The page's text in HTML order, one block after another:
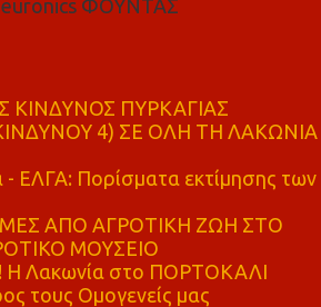
euronics ΦΟΥΝΤΑΣ
ΚΙΝΔΥΝΟΣ ΠΥΡΚΑΓΙΑΣ
4) ΣΕ ΟΛΗ ΤΗ ΛΑΚΩΝΙΑ
ΕΛΓΑ: Πορίσματα εκτίμησης των
ΑΠΟ ΑΓΡΟΤΙΚΗ ΖΩΗ ΣΤΟ
ΜΟΥΣΕΙΟ
Η Λακωνία στο ΠΟΡΤΟΚΑΛΙ
τους Ομογενείς μας